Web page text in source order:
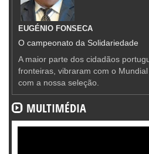
EUGÉNIO FONSECA
O campeonato da Solidariedade
A maior parte dos cidadãos
fronteiras, vibraram com o
com a nossa seleção.
MULTIMÉDIA